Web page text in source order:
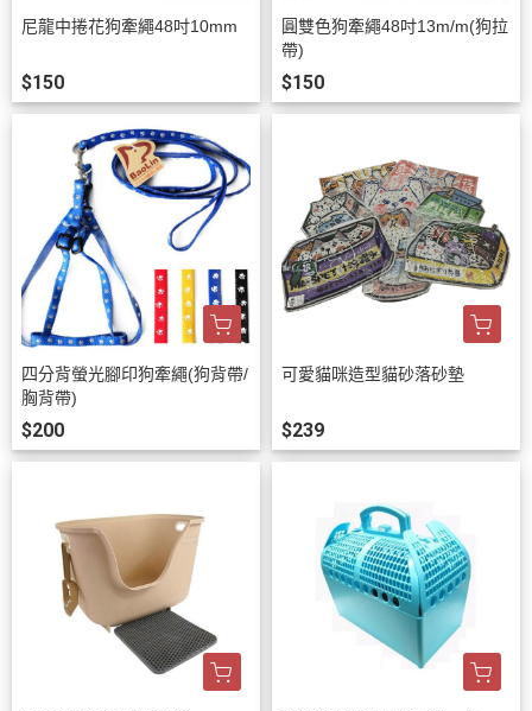
尼龍中捲花狗牽繩48吋10mm
$150
圓雙色狗牽繩48吋13m/m(狗拉
帶)
$150
四分背螢光腳印狗牽繩(狗背帶/
胸背帶)
$200
可愛貓咪造型貓砂落砂墊
$239